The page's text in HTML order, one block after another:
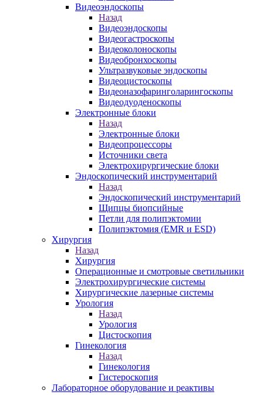
Видеоэндоскопы
Назад
Видеоэндоскопы
Видеогастроскопы
Видеоколоноскопы
Видеобронхоскопы
Ультразвуковые эндоскопы
Видеоцистоскопы
Видеоназофаринголарингоскопы
Видеодуоденоскопы
Электронные блоки
Назад
Электронные блоки
Видеопроцессоры
Источники света
Электрохирургические блоки
Эндоскопический инструментарий
Назад
Эндоскопический инструментарий
Щипцы биопсийные
Петли для полипэктомии
Полипэктомия (EMR и ESD)
Хирургия
Назад
Хирургия
Операционные и смотровые светильники
Электрохирургические системы
Хирургические лазерные системы
Урология
Назад
Урология
Цистоскопия
Гинекология
Назад
Гинекология
Гистероскопия
Лабораторное оборудование и реактивы